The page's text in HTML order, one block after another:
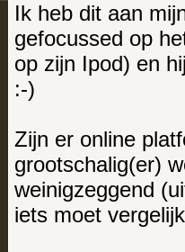
Ik heb dit aan
gefocussed op
op zijn Ipod) en
:-)
Zijn er online
grootschalig(er)
weinigzeggend
iets moet